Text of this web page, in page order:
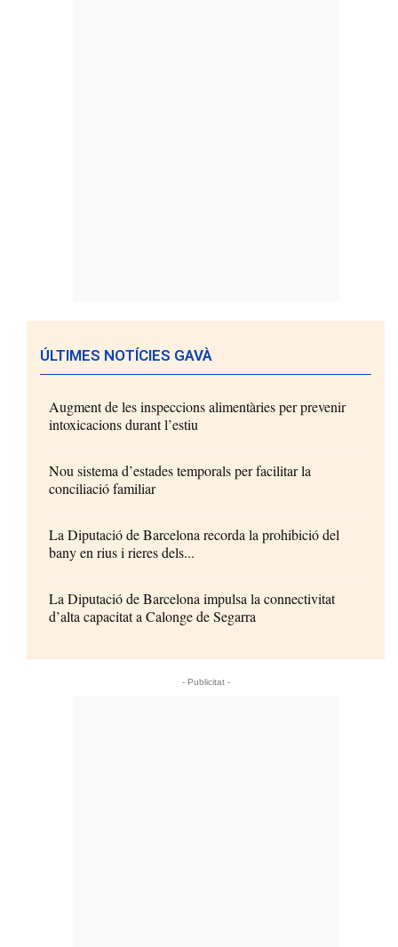
ÚLTIMES NOTÍCIES GAVÀ
Augment de les inspeccions alimentàries per prevenir
intoxicacions durant l’estiu
Nou sistema d’estades temporals per facilitar la
conciliació familiar
La Diputació de Barcelona recorda la prohibició del
bany en rius i rieres dels...
La Diputació de Barcelona impulsa la connectivitat
d’alta capacitat a Calonge de Segarra
- Publicitat -